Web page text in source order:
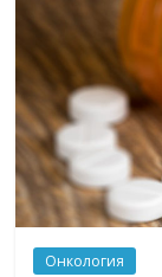
Онкология